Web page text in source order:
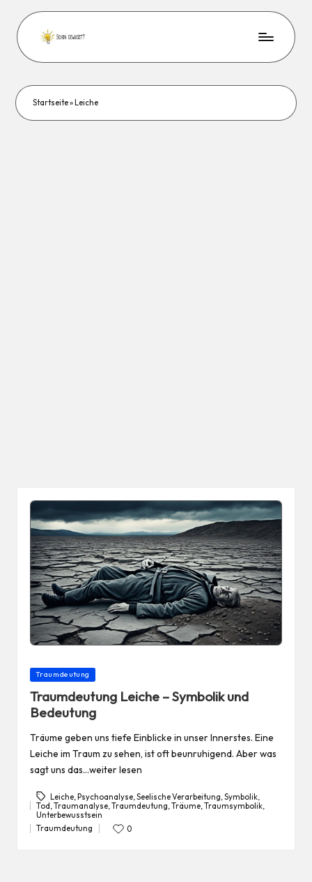
Startseite» Leiche
Posted
Traumdeutung
Traumdeutung Leiche – Symbolik und
Bedeutung
Träume geben uns tiefe Einblicke in unser Innerstes. Eine
Leiche im Traum zu sehen, ist oft beunruhigend. Aber was
sagt uns das…weiter lesen
Tags:
Leiche, Psychoanalyse, Seelische Verarbeitung Symbolik,
Tod Traumanalyse, Traumdeutung Träume, Traumsymbolik,
Unterbewusstsein
Posted
Traumdeutung 0